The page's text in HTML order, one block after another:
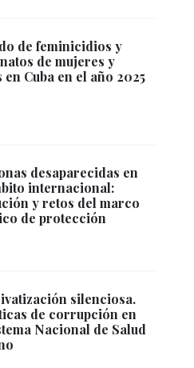
de feminicidios y
de mujeres y
en Cuba en el año 2025
desaparecidas en
internacional:
y retos del marco
de protección
silenciosa.
de corrupción en
Nacional de Salud